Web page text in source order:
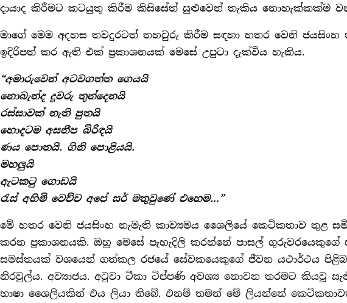
දායාද කිරීමට කටයුතු කිරීම කිසිසේත් සුළුවෙන් තැකිය නොහැක්කක්ම
මාගේ මෙම අදහස තවදුරටත් තහවුරු කිරීම සඳහා හතර වෙනි
ඉදිරිපත් කර ඇති එක් ප‍්‍රකාශනයක් මෙසේ උපුටා දැක්විය හැකිය.
“අමාරුවෙන් අටවගත්ත ගෙයයි
නොබැන්ද දූවරු තුන්දෙනයි
රස්සාවක් නැති පුතයි
හොදටම අසනීප බිරිඳයි
ණය පොතයි. ගිනි පොළියයි.
මහලුයි
ඇටකටු ගොඩයි
රැස් අහිමි වෙච්ච අපේ සර් මතුවුණේ එහෙම…”
මේ හතර වෙනි ජයසිංහ නැමැති කාව්‍යමය ශෛලියේ කෙටිකතාව තුළ
කරන ප‍්‍රකාශනයකි. ඔහු මෙසේ පැහැදිලි කරන්නේ පාසල්
සමස්තයක් වශයෙන් ගත්කල රජයේ සේවකයෙකුගේ ජීවන යථාර්ථය
නිරවුල්ය. අව්‍යාජය. අටුවා ටීකා ටිප්පණි අවශ්‍ය නොවන තරමට කියවූ
භාෂා ශෛලියකින් එය ලියා තිබේ. එනම් තමන් මේ ලියන්නේ